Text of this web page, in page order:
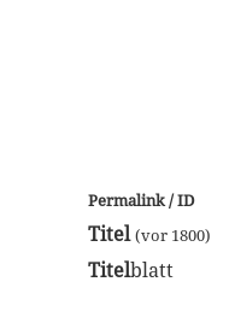
Permalink / ID
Titel (vor 1800)
Titelblatt